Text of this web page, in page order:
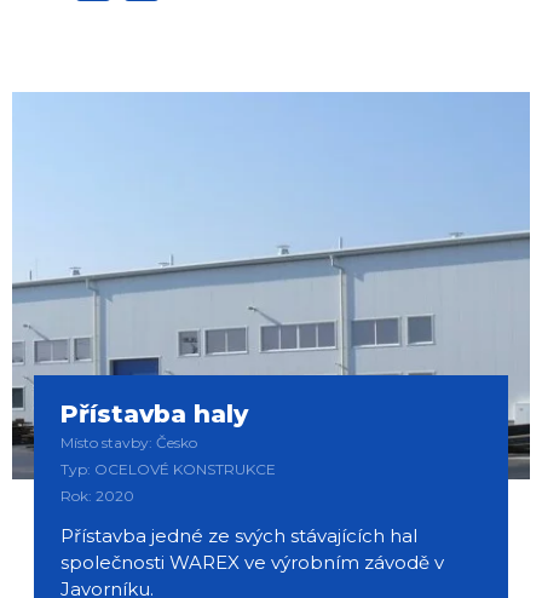
Přístavba haly
Místo stavby: Česko
Typ: OCELOVÉ KONSTRUKCE
Rok: 2020
Přístavba jedné ze svých stávajících hal
společnosti WAREX ve výrobním závodě v
Javorníku.